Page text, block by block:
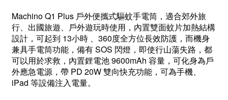
Machino Q1 Plus 戶外便攜式驅蚊手電筒，適合郊外旅
行、出國旅遊、戶外遊玩時使用，內置雙面蚊片加熱結構
設計，可起到 13小時 、360度全方位長效防護，而機身
兼具手電筒功能，備有 SOS 閃燈，即使行山蕩失路，都
可以用於求救，內置鋰電池 9600mAh 容量，可化身為戶
外應急電源，帶 PD 20W 雙向快充功能，可為手機、
iPad 等設備注入電量。